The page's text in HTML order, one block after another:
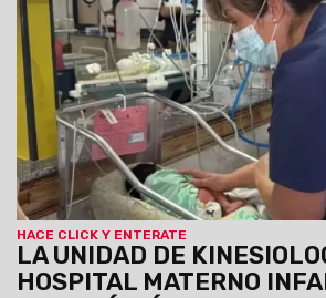
HACE CLICK Y ENTERATE
LA UNIDAD DE
HOSPITAL MATERNO
552 interconsultas, 44 intervenciones de
desarrolló 13 talleres destinados a